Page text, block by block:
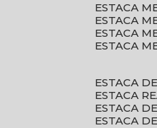
ESTACA
ESTACA
ESTACA
ESTACA
ESTACA
ESTACA
ESTACA
ESTACA